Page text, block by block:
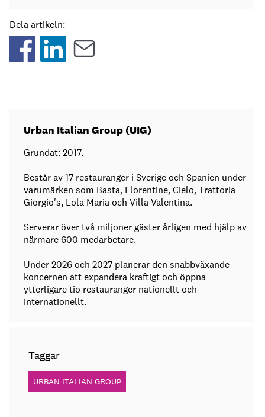
Dela artikeln:
Urban Italian Group (UIG)
Grundat: 2017.
Består av 17 restauranger i Sverige och Spanien under
varumärken som Basta, Florentine, Cielo, Trattoria
Giorgio's, Lola Maria och Villa Valentina.
Serverar över två miljoner gäster årligen med hjälp av
närmare 600 medarbetare.
Under 2026 och 2027 planerar den snabbväxande
koncernen att expandera kraftigt och öppna
ytterligare tio restauranger nationellt och
internationellt.
Taggar
URBAN ITALIAN GROUP